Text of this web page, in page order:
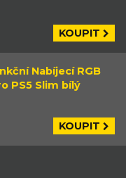
KOUPIT
Nabíjecí RGB
PS5 Slim bílý
KOUPIT